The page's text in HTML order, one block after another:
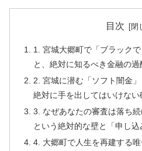
目次
1. 宮城大郷町で「ブラック
と、絶対に知るべき金融の
2. 宮城に潜む「ソフト闇金
絶対に手を出してはいけな
3. なぜあなたの審査は落ち
という絶対的な壁と「申し
4. 大郷町で人生を再建する